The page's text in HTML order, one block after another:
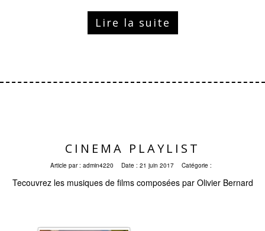
Lire la suite
CINEMA PLAYLIST
Article par : admin4220 Date : 21 juin 2017 Catégorie :
Tecouvrez les musiques de films composées par Olivier Bernard